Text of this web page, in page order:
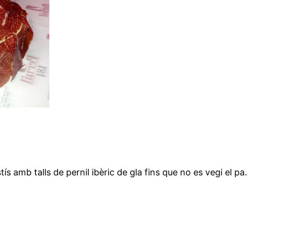
amb talls de pernil ibèric de gla fins que no es vegi el pa.